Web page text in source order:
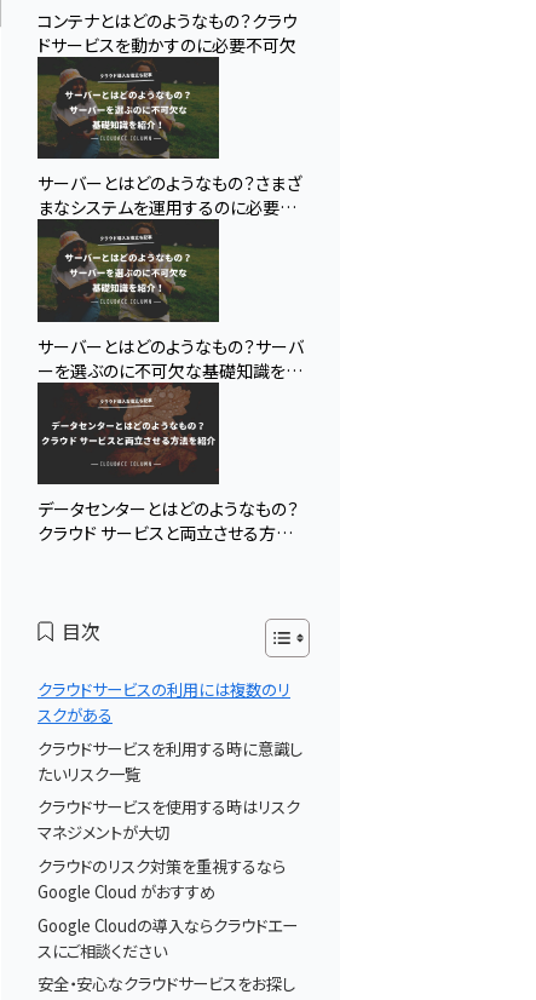
コンテナとはどのようなもの？クラウ
ドサービスを動かすのに必要不可欠
サーバーとはどのようなもの？さまざ
まなシステムを運用するのに必要不
可欠！
サーバーとはどのようなもの？サーバ
ーを選ぶのに不可欠な基礎知識を紹
データセンターとはどのようなもの？
クラウド サービスと両立させる方法
目次
クラウドサービスの利用には複数のリ
スクがある
クラウドサービスを利用する時に意識し
たいリスク一覧
クラウドサービスを使用する時はリスク
マネジメントが大切
クラウドのリスク対策を重視するなら
Google Cloud がおすすめ
Google Cloudの導入ならクラウドエー
スにご相談ください
安全・安心なクラウドサービスをお探し